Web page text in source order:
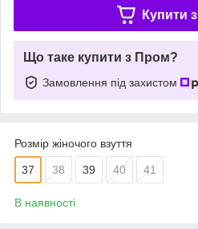
Купити з
Що таке купити з Пром?
Замовлення під захистом
Розмір жіночого взуття
37 38 39 40 41
В наявності